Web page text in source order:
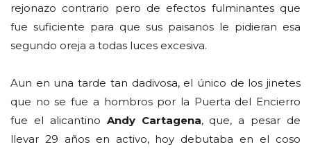
rejonazo contrario pero de efectos fulminantes que
fue suficiente para que sus paisanos le pidieran esa
segundo oreja a todas luces excesiva.
Aun en una tarde tan dadivosa, el único de los jinetes
que no se fue a hombros por la Puerta del Encierro
fue el alicantino Andy Cartagena, que, a pesar de
llevar 29 años en activo, hoy debutaba en el coso